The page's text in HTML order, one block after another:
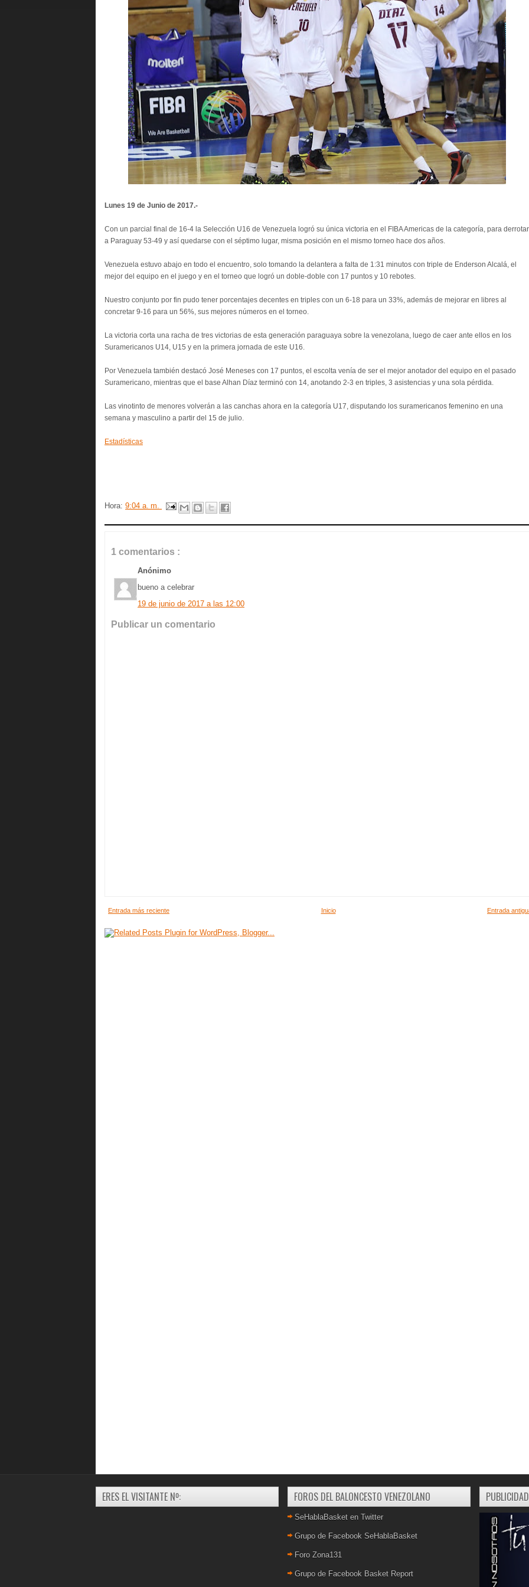
Lunes 19 de Junio de 2017.-
Con un parcial final de 16-4 la Selección U16 de Venezuela logró su única victoria en el FIBA Americas de la categoría, para derrotar
a Paraguay 53-49 y así quedarse con el séptimo lugar, misma posición en el mismo torneo hace dos años.
Venezuela estuvo abajo en todo el encuentro, solo tomando la delantera a falta de 1:31 minutos con triple de Enderson Alcalá, el
mejor del equipo en el juego y en el torneo que logró un doble-doble con 17 puntos y 10 rebotes.
Nuestro conjunto por fin pudo tener porcentajes decentes en triples con un 6-18 para un 33%, además de mejorar en libres al
concretar 9-16 para un 56%, sus mejores números en el torneo.
La victoria corta una racha de tres victorias de esta generación paraguaya sobre la venezolana, luego de caer ante ellos en los
Suramericanos U14, U15 y en la primera jornada de este U16.
Por Venezuela también destacó José Meneses con 17 puntos, el escolta venía de ser el mejor anotador del equipo en el pasado
Suramericano, mientras que el base Alhan Díaz terminó con 14, anotando 2-3 en triples, 3 asistencias y una sola pérdida.
Las vinotinto de menores volverán a las canchas ahora en la categoría U17, disputando los suramericanos femenino en una
semana y masculino a partir del 15 de julio.
Estadísticas
Hora: 9:04 a. m.
1 comentarios :
Anónimo
bueno a celebrar
19 de junio de 2017 a las 12:00
Publicar un comentario
Entrada más reciente Entrada
Inicio
ERES EL VISITANTE Nº: FOROS DEL BALONCESTO VENEZOLANO
SeHablaBasket en Twitter
Grupo de Facebook SeHablaBasket
Foro Zona131
Grupo de Facebook Basket Report
PUBLICIDAD